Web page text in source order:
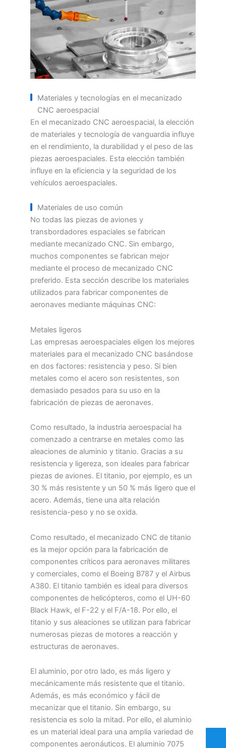
Materiales y tecnologías en el mecanizado
CNC aeroespacial
En el mecanizado CNC aeroespacial, la elección
de materiales y tecnología de vanguardia influye
en el rendimiento, la durabilidad y el peso de las
piezas aeroespaciales. Esta elección también
influye en la eficiencia y la seguridad de los
vehículos aeroespaciales.
Materiales de uso común
No todas las piezas de aviones y
transbordadores espaciales se fabrican
mediante mecanizado CNC. Sin embargo,
muchos componentes se fabrican mejor
mediante el proceso de mecanizado CNC
preferido. Esta sección describe los materiales
utilizados para fabricar componentes de
aeronaves mediante máquinas CNC:
Metales ligeros
Las empresas aeroespaciales eligen los mejores
materiales para el mecanizado CNC basándose
en dos factores: resistencia y peso. Si bien
metales como el acero son resistentes, son
demasiado pesados para su uso en la
fabricación de piezas de aeronaves.
Como resultado, la industria aeroespacial ha
comenzado a centrarse en metales como las
aleaciones de aluminio y titanio. Gracias a su
resistencia y ligereza, son ideales para fabricar
piezas de aviones. El titanio, por ejemplo, es un
30 % más resistente y un 50 % más ligero que el
acero. Además, tiene una alta relación
resistencia-peso y no se oxida.
Como resultado, el mecanizado CNC de titanio
es la mejor opción para la fabricación de
componentes críticos para aeronaves militares
y comerciales, como el Boeing B787 y el Airbus
A380. El titanio también es ideal para diversos
componentes de helicópteros, como el UH-60
Black Hawk, el F-22 y el F/A-18. Por ello, el
titanio y sus aleaciones se utilizan para fabricar
numerosas piezas de motores a reacción y
estructuras de aeronaves.
El aluminio, por otro lado, es más ligero y
mecánicamente más resistente que el titanio.
Además, es más económico y fácil de
mecanizar que el titanio. Sin embargo, su
resistencia es solo la mitad. Por ello, el aluminio
es un material ideal para una amplia variedad de
componentes aeronáuticos. El aluminio 7075